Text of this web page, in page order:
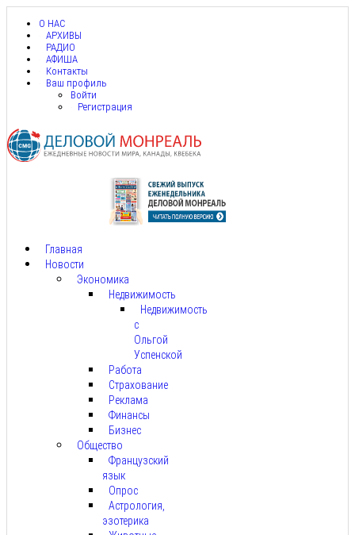
О НАС
АРХИВЫ
РАДИО
АФИША
Контакты
Ваш профиль
Войти
Регистрация
Главная
Новости
Экономика
Недвижимость
Недвижимость
с
Ольгой
Успенской
Работа
Страхование
Реклама
Финансы
Бизнес
Общество
Французский
язык
Опрос
Астрология,
эзотерика